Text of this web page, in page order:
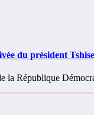
du président
la République